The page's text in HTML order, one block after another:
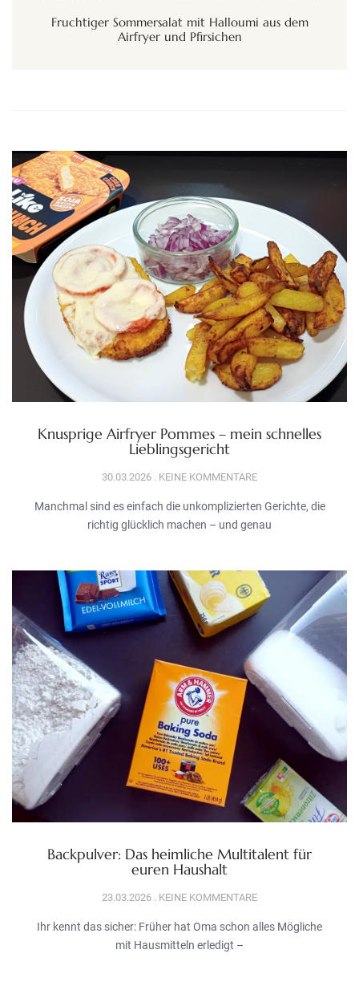
Fruchtiger Sommersalat mit Halloumi aus dem
Airfryer und Pfirsichen
Knusprige Airfryer Pommes – mein schnelles
Lieblingsgericht
30.03.2026 KEINE KOMMENTARE
Manchmal sind es einfach die unkomplizierten Gerichte, die
richtig glücklich machen – und genau
Backpulver: Das heimliche Multitalent für
euren Haushalt
23.03.2026 KEINE KOMMENTARE
Ihr kennt das sicher: Früher hat Oma schon alles Mögliche
mit Hausmitteln erledigt –